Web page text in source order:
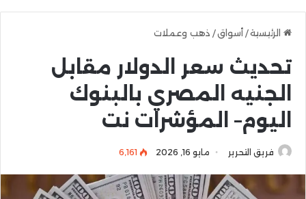
الرئيسية/ أسواق/ ذهب وعملات
تحديث سعر الدولار مقابل
الجنيه المصري بالبنوك
اليوم– المؤشرات نت
فريق التحرير مايو 16, 2026 6٬161